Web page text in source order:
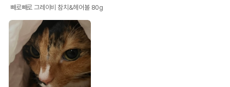
빼로빼로 그레이비 참치&헤어볼 80g